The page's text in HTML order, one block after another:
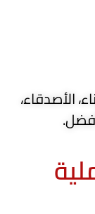
الأصدقاء،